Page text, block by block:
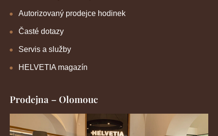
Autorizovaný prodejce hodinek
Časté dotazy
Servis a služby
HELVETIA magazín
Prodejna – Olomouc